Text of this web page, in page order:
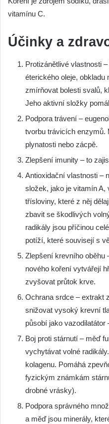
vitamínu C.
Účinky a
Protizánětlivé vlastnosti
éterického oleje, obkladu
zmírňovat bolesti svalů,
Jeho aktivní složky
Podpora trávení –
tvorbu trávicích enzymů.
plynatosti nebo zácpě.
Zlepšení imunity – to
Antioxidační vlastnosti –
složek, jako je vitamín A,
třísloviny, které z něj
zbavit se škodlivých
radikály jsou příčinou
potíží, které souvisejí s
Zlepšení krevního oběhu
nového koření vytvářejí
zvyšovat průtok krve.
Ochrana srdce – extrakt
snižovat vysoký krevní
působí jako vazodilatátor
Boj proti stárnutí – měď
vychytávat volné
kolagenu. Pomáhá
fyzickým známkám
drobné vrásky).
Podpora správného
a měď jsou minerály,